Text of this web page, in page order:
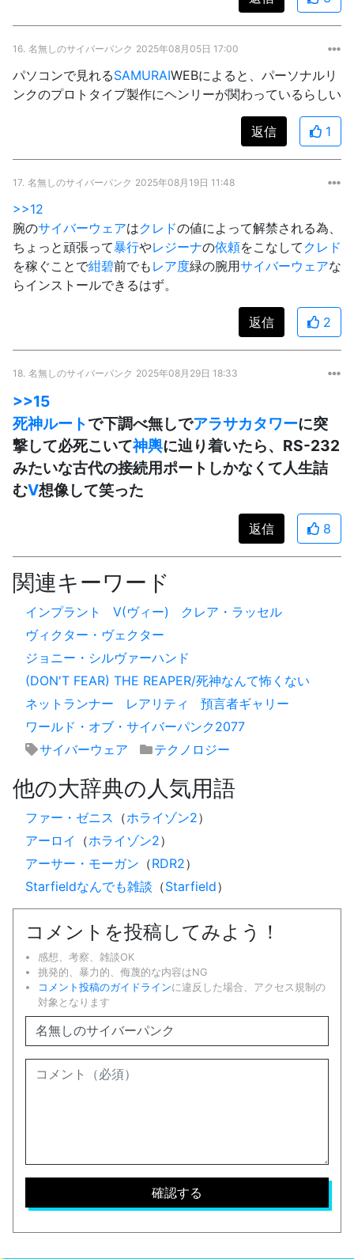
16. 名無しのサイバーパンク 2025年08月05日 17:00
パソコンで見れるSAMURAIWEBによると、パーソナルリ
ンクのプロトタイプ製作にヘンリーが関わっているらしい
返信 1
17. 名無しのサイバーパンク 2025年08月19日 11:48
>>12
腕のサイバーウェアはクレドの値によって解禁される為、
ちょっと頑張って暴行やレジーナの依頼をこなして クレド
を稼ぐことで紺碧前でも レア度緑の腕用サイバーウェアな
らインストールできるはず。
返信 2
18. 名無しのサイバーパンク 2025年08月29日 18:33
>>15
死神ルートで下調べ無しでアラサカタワーに突
撃して必死こいて神輿に辿り着いたら、RS-232
みたいな古代の接続用ポートしかなくて人生詰
むV想像して笑った
返信 8
関連キーワード
インプラント V(ヴィー)
クレア・ラッセル
ヴィクター・ヴェクター
ジョニー・シルヴァーハンド
(DON'T FEAR) THE REAPER/死神なんて怖くない
ネットランナー
レアリティ
預言者ギャリー
ワールド・オブ・サイバーパンク2077
サイバーウェア
テクノロジー
他の大辞典の人気用語
ファー・ゼニス （ホライゾン2）
アーロイ
（ホライゾン2）
アーサー・モーガン （RDR2）
Starfieldなんでも雑談 （Starfield）
コメントを投稿してみよう！
感想、考察、雑談OK
挑発的、暴力的、侮蔑的な内容はNG
コメント投稿のガイドラインに違反した場合、アクセス規制の
対象となります